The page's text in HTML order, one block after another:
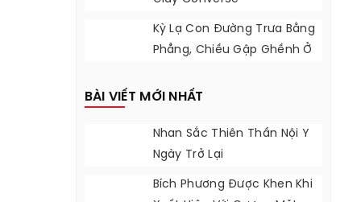
Kỳ Lạ Con Đường Trưa Bằng
Phẳng, Chiều Gập Ghềnh Ở
BÀI VIẾT MỚI NHẤT
Nhan Sắc Thiên Thần Nội Y
Ngày Trở Lại
Bích Phương Được Khen Khi